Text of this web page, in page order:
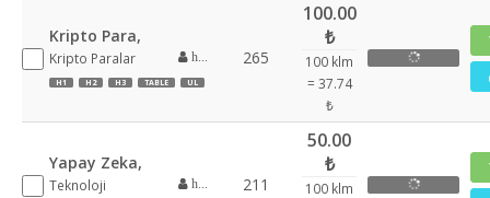
Kripto Para,
Kripto Paralar
H1 H2 H3 TABLE UL
265
100.00
₺
100 klm
= 37.74
₺
Yapay Zeka,
Teknoloji 211
50.00
₺
100 klm